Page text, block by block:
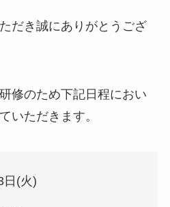
だき誠にありがとうござ
修のため下記日程におい
いただきます。
日(火)